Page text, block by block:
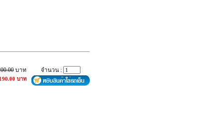
บาท
บาท
จำนวน :